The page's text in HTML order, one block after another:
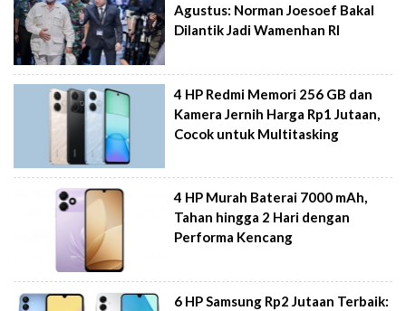
Agustus: Norman Joesoef Bakal
Dilantik Jadi Wamenhan RI
4 HP Redmi Memori 256 GB dan
Kamera Jernih Harga Rp1 Jutaan,
Cocok untuk Multitasking
4 HP Murah Baterai 7000 mAh,
Tahan hingga 2 Hari dengan
Performa Kencang
6 HP Samsung Rp2 Jutaan Terbaik: